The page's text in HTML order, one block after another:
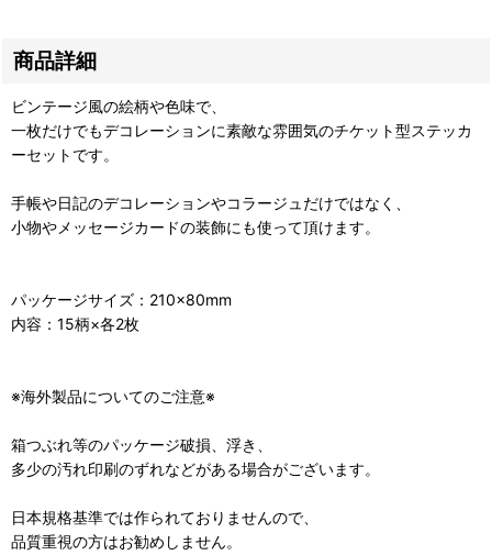
商品詳細
ビンテージ風の絵柄や色味で、
一枚だけでもデコレーションに素敵な雰囲気のチケット型ステッカ
ーセットです。
手帳や日記のデコレーションやコラージュだけではなく、
小物やメッセージカードの装飾にも使って頂けます。
パッケージサイズ：210×80mm
内容：15柄×各2枚
※海外製品についてのご注意※
箱つぶれ等のパッケージ破損、浮き、
多少の汚れ印刷のずれなどがある場合がございます。
日本規格基準では作られておりませんので、
品質重視の方はお勧めしません。